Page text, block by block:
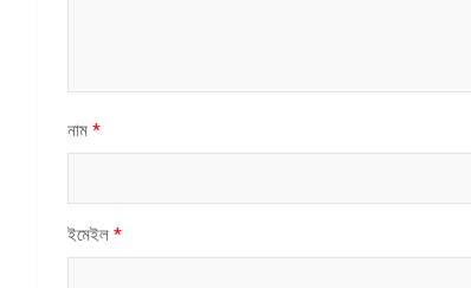
নাম *
ইমেইল *